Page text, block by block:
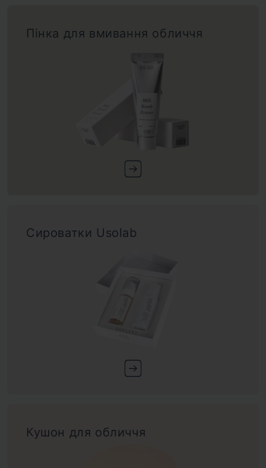
Пінка для вмивання обличчя
Сироватки Usolab
Кушон для обличчя